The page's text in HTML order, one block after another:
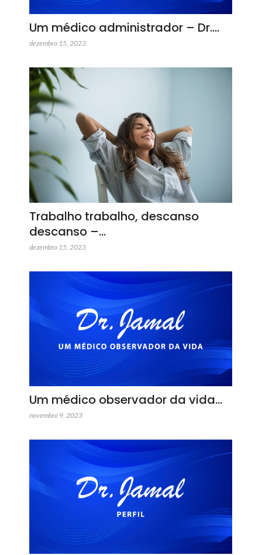
Um médico administrador – Dr.…
dezembro 15, 2023
Trabalho trabalho, descanso
descanso –…
dezembro 15, 2023
Um médico observador da vida…
novembro 9, 2023